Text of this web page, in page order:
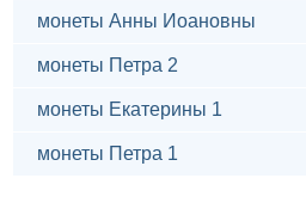
монеты Анны Иоановны
монеты Петра 2
монеты Екатерины 1
монеты Петра 1